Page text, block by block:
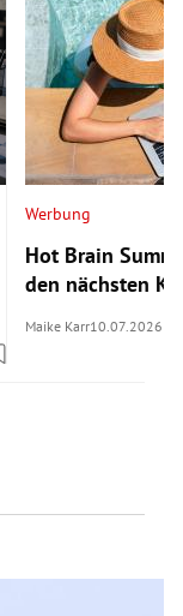
Werbung
Hot Brain
den nächsten
Maike Karr10.07.2026